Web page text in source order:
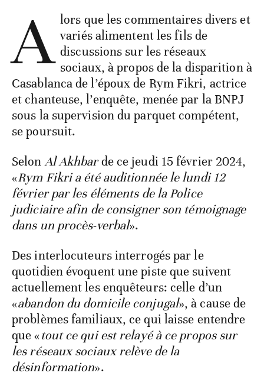
A lors que les commentaires divers et
variés alimentent les fils de
discussions sur les réseaux
sociaux, à propos de la disparition à
Casablanca de l’époux de Rym Fikri, actrice
et chanteuse, l’enquête, menée par la BNPJ
sous la supervision du parquet compétent,
se poursuit.
SelonAl Akhbarde ce jeudi 15 février 2024,
«Rym Fikri a été auditionnée le lundi 12
février par les éléments de la Police
judiciaire afin de consigner son témoignage
dans un procès-verbal».
Des interlocuteurs interrogés par le
quotidien évoquent une piste que suivent
actuellement les enquêteurs: celle d’un
«abandon du domicile conjugal», à cause de
problèmes familiaux, ce qui laisse entendre
que «tout ce qui est relayé à ce propos sur
les réseaux sociaux relève de la
désinformation».